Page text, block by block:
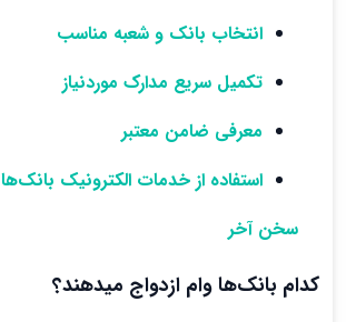
انتخاب بانک و شعبه مناسب
تکمیل سریع مدارک موردنیاز
معرفی ضامن معتبر
استفاده از خدمات الکترونیک بانک‌ها
سخن آخر
کدام بانک‌ها وام ازدواج میدهند؟